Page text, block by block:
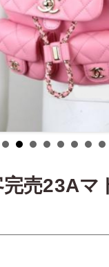
売23A